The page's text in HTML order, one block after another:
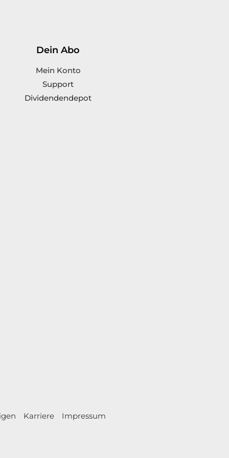
Dein Abo
Mein Konto
Support
Dividendendepot
Karriere Impressum